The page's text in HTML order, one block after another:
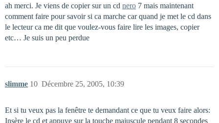
ah merci. Je viens de copier sur un cd nero 7 mais maintenant
comment faire pour savoir si ca marche car quand je met le cd dans
le lecteur ca me dit que voulez-vous faire lire les images, copier
etc… Je suis un peu perdue
slimme Décembre 25, 2005, 10:39
10
Et si tu veux pas la fenêtre te demandant ce que tu veux faire alors:
Insère le cd et appuye sur la touche majuscule pendant 8 secondes